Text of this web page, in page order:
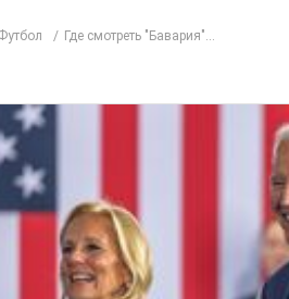
Где смотреть "Бавария"...